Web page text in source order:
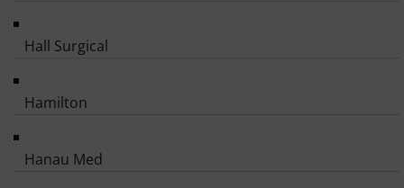
Hall Surgical
Hamilton
Hanau Med